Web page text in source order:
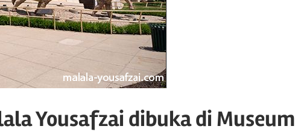
Yousafzai dibuka di Museum